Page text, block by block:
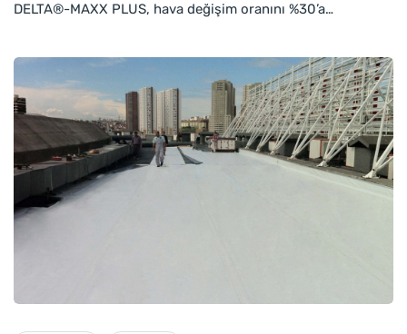
DELTA®-MAXX PLUS, hava değişim oranını %30’a…